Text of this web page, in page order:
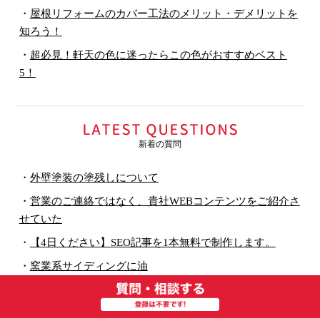
・ 屋根リフォームのカバー工法のメリット・デメリットを
知ろう！
・ 超必見！軒天の色に迷ったらこの色がおすすめベスト
5！
新着の質問
・ 外壁塗装の塗残しについて
・ 営業のご連絡ではなく、貴社WEBコンテンツをご紹介さ
せていた
・
【4日ください】SEO記事を1本無料で制作します。
・ 窯業系サイディングに油
三州ペイント 屋根塗装に疑問